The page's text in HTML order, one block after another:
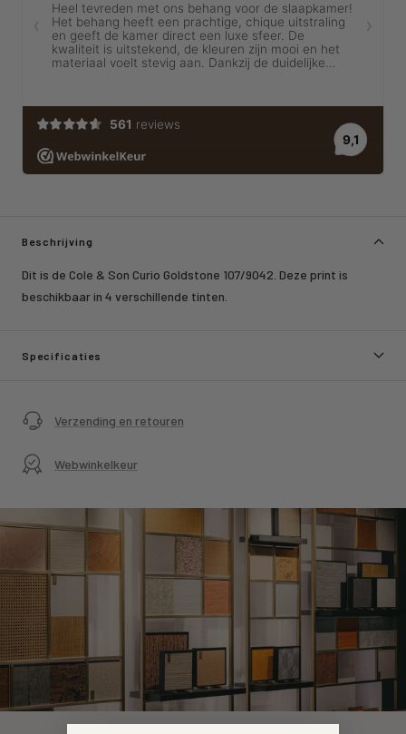
Beschrijving
Dit is de Cole & Son Curio Goldstone 107/9042. Deze print is
beschikbaar in 4 verschillende tinten.
Specificaties
Verzending en retouren
Webwinkelkeur